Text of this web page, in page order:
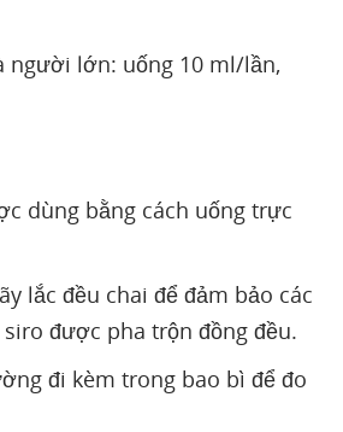
người lớn: uống 10 ml/lần,
dùng bằng cách uống trực
lắc đều chai để đảm bảo các
được pha trộn đồng đều.
đi kèm trong bao bì để đo